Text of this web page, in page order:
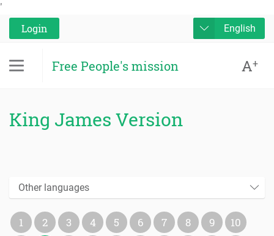
'
Login
English
Free People's mission A+
King James Version
Other languages
1 2 3 4 5 6 7 8 9
10